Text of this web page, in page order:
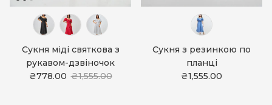
Сукня міді святкова з
рукавом-дзвіночок
₴778.00 ₴1,555.00
Сукня з резинкою по
планці
₴1,555.00